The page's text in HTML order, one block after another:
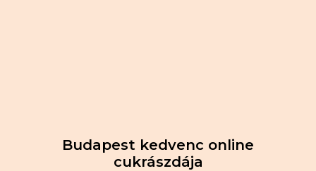
Budapest kedvenc online
cukrászdája